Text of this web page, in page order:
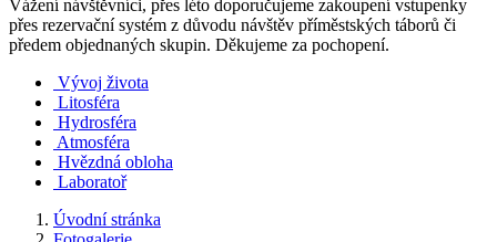
Vážení návštěvníci, přes léto doporučujeme zakoupení vstupenky
přes rezervační systém z důvodu návštěv příměstských táborů či
předem objednaných skupin. Děkujeme za pochopení.
Vývoj života
Litosféra
Hydrosféra
Atmosféra
Hvězdná obloha
Laboratoř
Úvodní stránka